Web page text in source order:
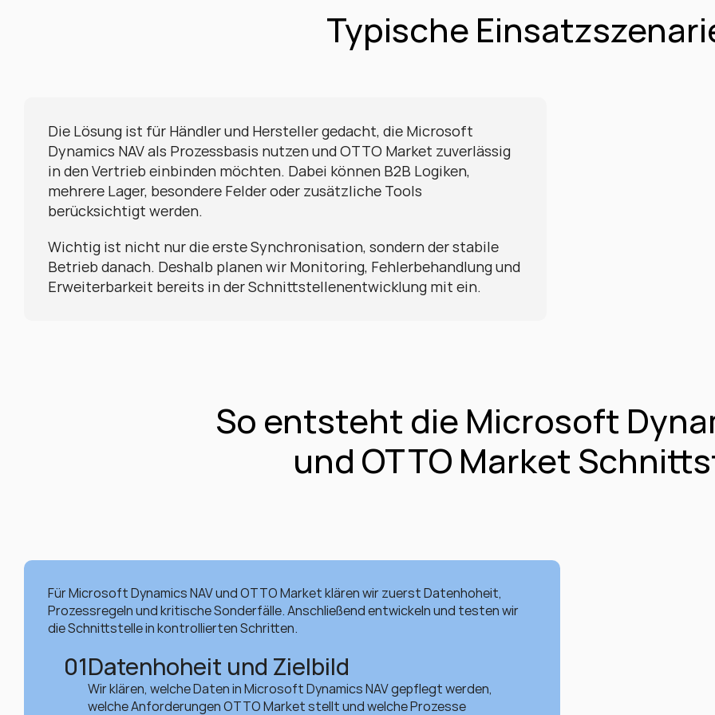
Typische
Die Lösung ist für Händler und Hersteller gedacht, die Microsoft
Dynamics NAV als Prozessbasis nutzen und OTTO Market zuverlässig
in den Vertrieb einbinden möchten. Dabei können B2B Logiken,
mehrere Lager, besondere Felder oder zusätzliche Tools
berücksichtigt werden.
Wichtig ist nicht nur die erste Synchronisation, sondern der stabile
Betrieb danach. Deshalb planen wir Monitoring, Fehlerbehandlung und
Erweiterbarkeit bereits in der Schnittstellenentwicklung mit ein.
So entsteht die Microsoft
und OTTO Market
Für Microsoft Dynamics NAV und OTTO Market klären wir zuerst Datenhoheit,
Prozessregeln und kritische Sonderfälle. Anschließend entwickeln und testen wir
die Schnittstelle in kontrollierten Schritten.
01Datenhoheit und Zielbild
Wir klären, welche Daten in Microsoft Dynamics NAV gepflegt werden,
welche Anforderungen OTTO Market stellt und welche Prozesse